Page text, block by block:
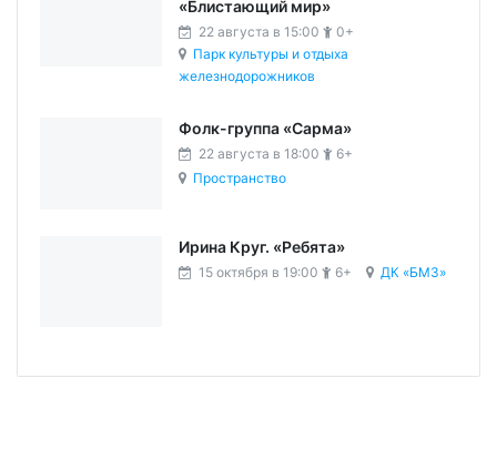
«Блистающий мир»
22 августа в 15:00
0+
Парк культуры и отдыха
железнодорожников
Фолк-группа «Сарма»
22 августа в 18:00
6+
Пространство
Ирина Круг. «Ребята»
15 октября в 19:00 6+ ДК «БМЗ»